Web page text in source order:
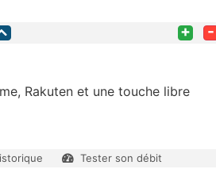
+ -
Rakuten et une touche libre
Tester son débit